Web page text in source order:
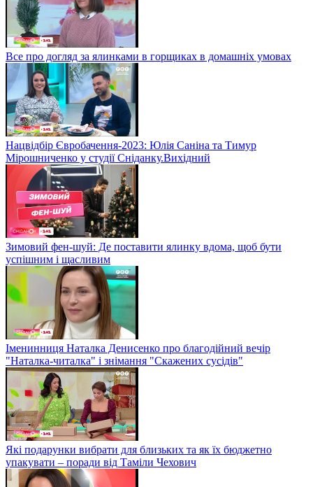
Все про догляд за ялинками в горщиках в домашніх умовах
Нацвідбір Євробачення-2023: Юлія Саніна та Тимур
Мірошниченко у студії Сніданку.Вихідний
Зимовий фен-шуй: Де поставити ялинку вдома, щоб бути
успішним і щасливим
Іменинниця Наталка Денисенко про благодійний вечір
"Наталка-читалка" і знімання "Скажених сусідів"
Які подарунки вибрати для близьких та як їх бюджетно
упакувати – поради від Таміли Чехович